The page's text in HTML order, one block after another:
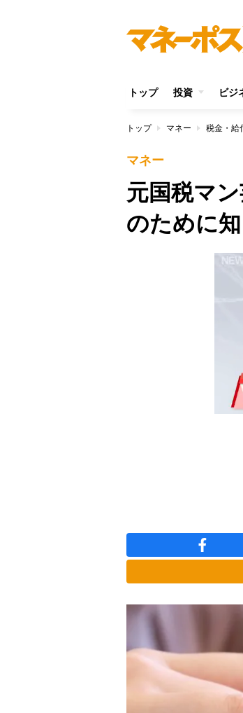
トップ 投資 ビジ
トップ マネー 税金・給
マネー
元国税マ
のために